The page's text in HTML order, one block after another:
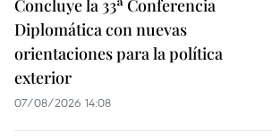
Concluye la 33ª Conferencia
Diplomática con nuevas
orientaciones para la política
exterior
07/08/2026 14:08